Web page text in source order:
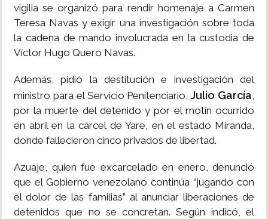
vigilia se organizó para rendir homenaje a Carmen
Teresa Navas y exigir una investigación sobre toda
la cadena de mando involucrada en la custodia de
Víctor Hugo Quero Navas.
Además, pidió la destitución e investigación del
ministro para el Servicio Penitenciario,Julio García,
por la muerte del detenido y por el motín ocurrido
en abril en la cárcel de Yare, en el estado Miranda,
donde fallecieron cinco privados de libertad.
Azuaje, quien fue excarcelado en enero, denunció
que el Gobierno venezolano continúa “jugando con
el dolor de las familias” al anunciar liberaciones de
detenidos que no se concretan. Según indicó, el